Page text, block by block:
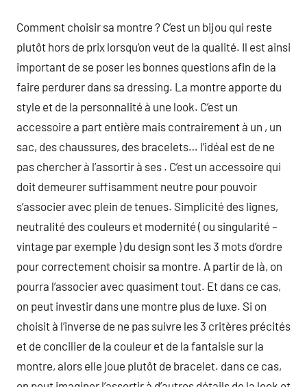
Comment choisir sa montre ? C’est un bijou qui reste
plutôt hors de prix lorsqu’on veut de la qualité. Il est ainsi
important de se poser les bonnes questions afin de la
faire perdurer dans sa dressing. La montre apporte du
style et de la personnalité à une look. C’est un
accessoire a part entière mais contrairement à un , un
sac, des chaussures, des bracelets… l’idéal est de ne
pas chercher à l’assortir à ses . C’est un accessoire qui
doit demeurer suffisamment neutre pour pouvoir
s’associer avec plein de tenues. Simplicité des lignes,
neutralité des couleurs et modernité ( ou singularité –
vintage par exemple ) du design sont les 3 mots d’ordre
pour correctement choisir sa montre. A partir de là, on
pourra l’associer avec quasiment tout. Et dans ce cas,
on peut investir dans une montre plus de luxe. Si on
choisit à l’inverse de ne pas suivre les 3 critères précités
et de concilier de la couleur et de la fantaisie sur la
montre, alors elle joue plutôt de bracelet. dans ce cas,